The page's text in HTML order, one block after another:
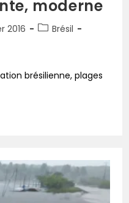
moderne
2016
Brésil
brésilienne, plages